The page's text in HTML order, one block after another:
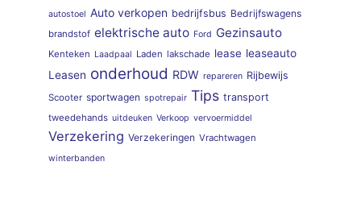
autostoel Auto verkopen bedrijfsbus Bedrijfswagens
brandstof elektrische auto Ford Gezinsauto
Kenteken Laadpaal Laden lakschade lease leaseauto
Leasen onderhoud RDW repareren Rijbewijs
Scooter sportwagen spotrepair Tips transport
tweedehands uitdeuken Verkoop vervoermiddel
Verzekering Verzekeringen Vrachtwagen
winterbanden